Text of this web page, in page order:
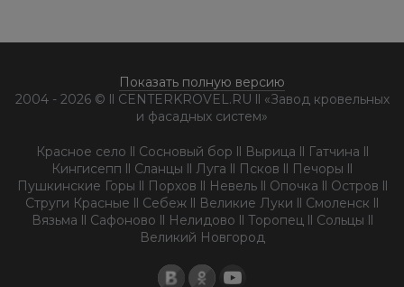
Показать полную версию
2004 - 2026 © ll CENTERKROVEL.RU ll «Завод кровельных
и фасадных систем»
Красное село ll Сосновый бор ll Вырица ll Гатчина ll
Кингисепп ll Сланцы ll Луга ll Псков ll Печоры ll
Пушкинские Горы ll Порхов ll Невель ll Опочка ll Остров ll
Струги Красные ll Себеж ll Великие Луки ll Смоленск ll
Вязьма ll Сафоново ll Нелидово ll Торопец ll Сольцы ll
Великий Новгород